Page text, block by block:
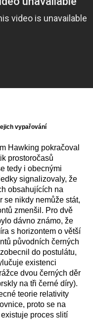
vypařování
Hawking pokračoval
prostoročasů
tedy i obecnými
signalizovaly, že
obsahujících na
se nikdy nemůže stát,
zmenšil. Pro dvě
dávno známo, že
s horizontem o větší
původních černých
do postulátu,
existenci
dvou černých děr
na tři černé díry).
teorie relativity
proto se na
proces slití